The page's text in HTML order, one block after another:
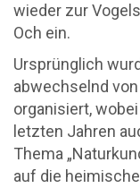
wieder zur
Och ein.
Ursprünglich
abwechselnd
organisiert,
letzten Jahren
Thema
auf die